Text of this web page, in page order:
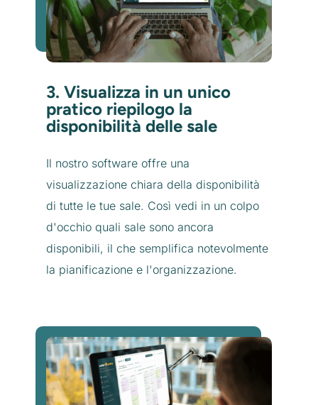
3. Visualizza in un unico
pratico riepilogo la
disponibilità delle sale
Il nostro software offre una
visualizzazione chiara della disponibilità
di tutte le tue sale. Così vedi in un colpo
d'occhio quali sale sono ancora
disponibili, il che semplifica notevolmente
la pianificazione e l'organizzazione.